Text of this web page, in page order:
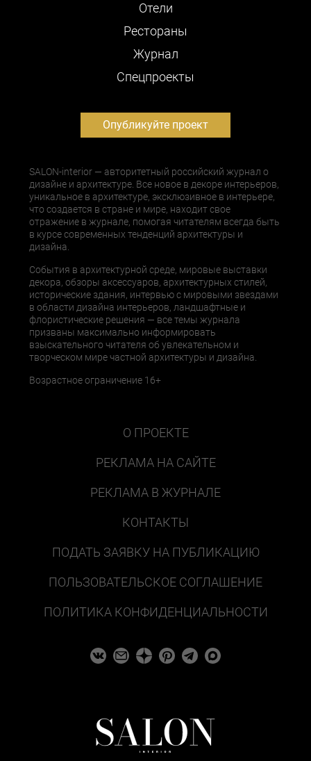
Отели
Рестораны
Журнал
Cпецпроекты
Опубликуйте проект
SALON-interior — авторитетный российский журнал о
дизайне и архитектуре. Все новое в декоре интерьеров,
уникальное в архитектуре, эксклюзивное в интерьере,
что создается в стране и мире, находит свое
отражение в журнале, помогая читателям всегда быть
в курсе современных тенденций архитектуры и
дизайна.
События в архитектурной среде, мировые выставки
декора, обзоры аксессуаров, архитектурных стилей,
исторические здания, интервью с мировыми звездами
в области дизайна интерьеров, ландшафтные и
флористические решения — все темы журнала
призваны максимально информировать
взыскательного читателя об увлекательном и
творческом мире частной архитектуры и дизайна.
Возрастное ограничение 16+
О ПРОЕКТЕ
РЕКЛАМА НА САЙТЕ
РЕКЛАМА В ЖУРНАЛЕ
КОНТАКТЫ
ПОДАТЬ ЗАЯВКУ НА ПУБЛИКАЦИЮ
ПОЛЬЗОВАТЕЛЬСКОЕ СОГЛАШЕНИЕ
ПОЛИТИКА КОНФИДЕНЦИАЛЬНОСТИ